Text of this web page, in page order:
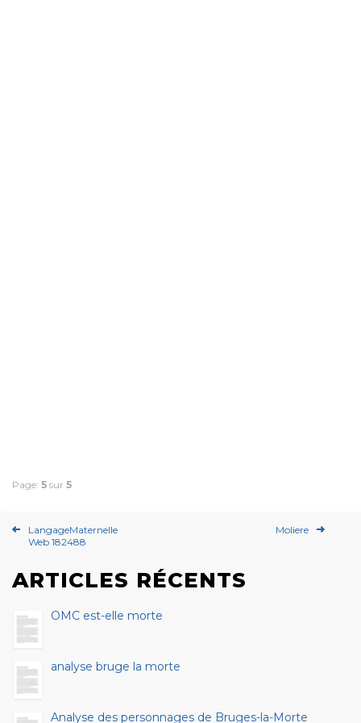
Page: 5 sur 5
LangageMaternelle
Web 182488
Moliere
ARTICLES RÉCENTS
OMC est-elle morte
analyse bruge la morte
Analyse des personnages de Bruges-la-Morte